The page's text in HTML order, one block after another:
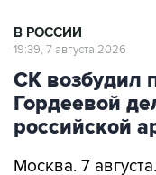
СК возбудил
Гордеевой
российской
Москва. 7
Гордеевой (